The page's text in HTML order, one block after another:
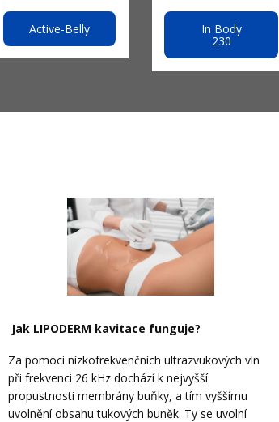
Active-Belly In Body
230
Jak LIPODERM kavitace funguje?
Za pomoci nízkofrekvenčních ultrazvukových vln
při frekvenci 26 kHz dochází k nejvyšší
propustnosti membrány buňky, a tím vyššímu
uvolnění obsahu tukových buněk. Ty se uvolní